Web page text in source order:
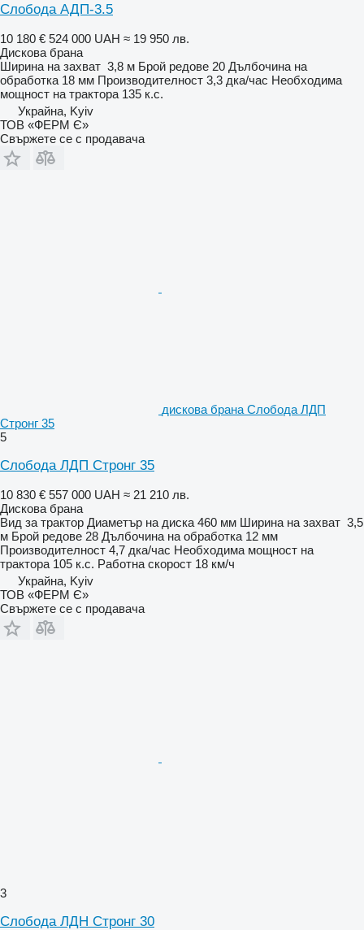
Слобода АДП-3.5
10 180 € 524 000 UAH ≈ 19 950 лв.
Дискова брана
Ширина на захват 3,8 м Брой редове 20 Дълбочина на
обработка 18 мм Производителност 3,3 дка/час Необходима
мощност на трактора 135 к.с.
Украйна, Kyiv
ТОВ «ФЕРМ Є»
Свържете се с продавача
дискова брана Слобода ЛДП
Стронг 35
5
Слобода ЛДП Стронг 35
10 830 € 557 000 UAH ≈ 21 210 лв.
Дискова брана
Вид за трактор Диаметър на диска 460 мм Ширина на захват 3,5
м Брой редове 28 Дълбочина на обработка 12 мм
Производителност 4,7 дка/час Необходима мощност на
трактора 105 к.с. Работна скорост 18 км/ч
Украйна, Kyiv
ТОВ «ФЕРМ Є»
Свържете се с продавача
3
Слобода ЛДН Стронг 30